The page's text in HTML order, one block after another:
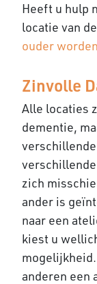
Heeft u hulp
locatie van
ouder
Zinvolle
Alle locaties
dementie,
zich
ander is
naar een
kiest u
anderen een